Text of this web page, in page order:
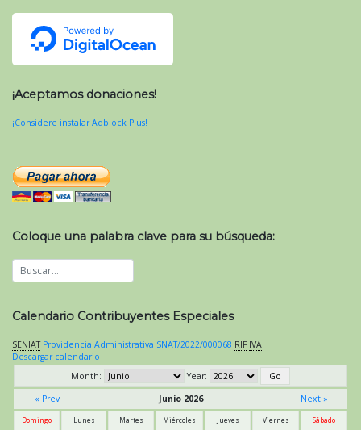
¡Aceptamos donaciones!
¡Considere instalar Adblock Plus!
Coloque una palabra clave para su búsqueda:
Calendario Contribuyentes Especiales
SENIAT Providencia Administrativa SNAT/2022/000068 RIF IVA.
Descargar calendario
Month:
Year:
« Prev
Junio 2026 Next »
Domingo Lunes Martes Miércoles Jueves Viernes Sábado